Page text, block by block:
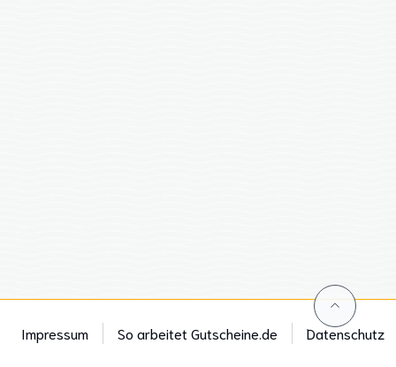
Impressum So arbeitet Gutscheine.de Datenschutz